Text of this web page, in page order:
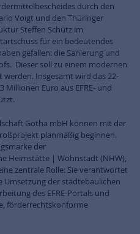
durch den
Voigt und den Thüringer
Steffen Schütz im
für ein bedeutendes
gefallen: die Sanierung und
Dieser soll zu einem modernen
Insgesamt wird das 22-
Euro aus EFRE- und
Gotha mbH können mit der
planmäßig beginnen.
der
Heimstätte | Wohnstadt (NHW),
zentrale Rolle: Sie verantwortet
der städtebaulichen
des EFRE-Portals und
förderrechtskonforme